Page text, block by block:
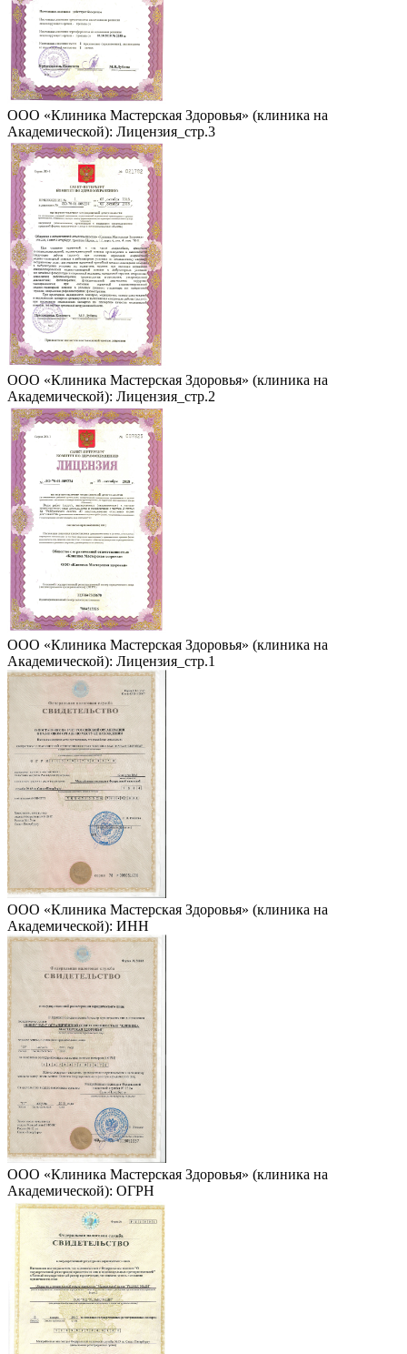
ООО «Клиника Мастерская Здоровья» (клиника на
Академической): Лицензия_стр.3
ООО «Клиника Мастерская Здоровья» (клиника на
Академической): Лицензия_стр.2
ООО «Клиника Мастерская Здоровья» (клиника на
Академической): Лицензия_стр.1
ООО «Клиника Мастерская Здоровья» (клиника на
Академической): ИНН
ООО «Клиника Мастерская Здоровья» (клиника на
Академической): ОГРН